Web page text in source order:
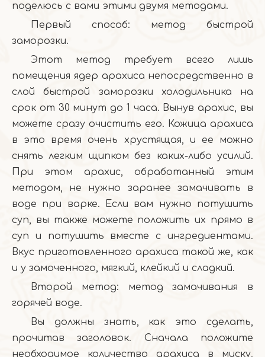
поделюсь с вами этими двумя методами.
Первый способ: метод быстрой
заморозки.
Этот метод требует всего лишь
помещения ядер арахиса непосредственно в
слой быстрой заморозки холодильника на
срок от 30 минут до 1 часа. Вынув арахис, вы
можете сразу очистить его. Кожица арахиса
в это время очень хрустящая, и ее можно
снять легким щипком без каких-либо усилий.
При этом арахис, обработанный этим
методом, не нужно заранее замачивать в
воде при варке. Если вам нужно потушить
суп, вы также можете положить их прямо в
суп и потушить вместе с ингредиентами.
Вкус приготовленного арахиса такой же, как
и у замоченного, мягкий, клейкий и сладкий.
Второй метод: метод замачивания в
горячей воде.
Вы должны знать, как это сделать,
прочитав заголовок. Сначала положите
необходимое количество арахиса в миску,